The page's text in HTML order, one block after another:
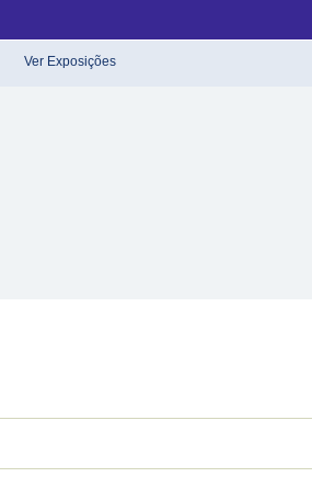
Ver Exposições